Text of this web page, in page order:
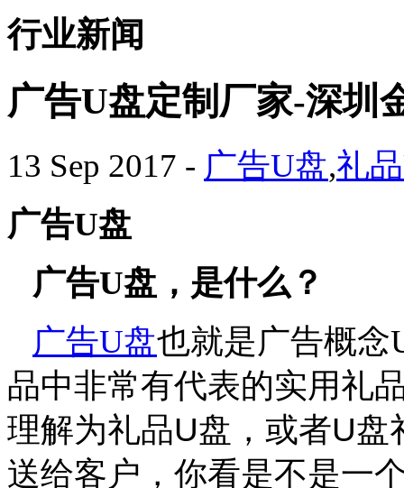
行业新闻
广告U盘定制厂家-深圳
13 Sep 2017 - 广告U盘,礼
广告U盘
广告U盘，是什么？
广告U盘也就是广告概念
品中非常有代表的实用礼
理解为礼品U盘，或者U盘
送给客户，你看是不是一